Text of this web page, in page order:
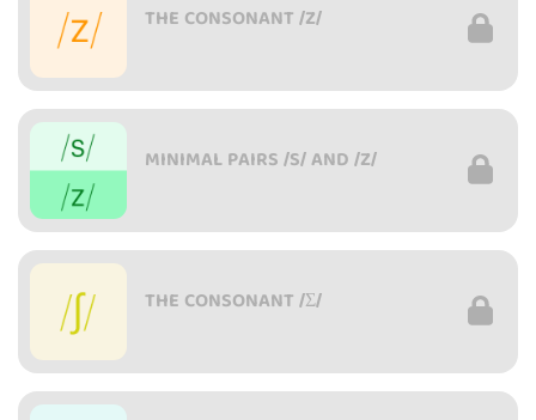
THE CONSONANT /Z/
MINIMAL PAIRS /S/ AND /Z/
THE CONSONANT /Ʃ/